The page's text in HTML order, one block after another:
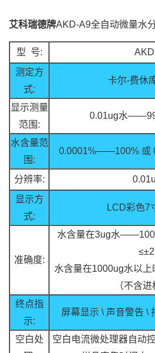
艾科瑞德牌AKD-A9全自动微量水
型 号:
测定方
式:
卡尔-费休
显示测量
范围:
0.01ug水
水含量范
围:
0.0001%——100% 或
分辨率:
显示方
式:
LCD彩色7
准确度:
水含量在3ug水
水含量在1000ug水以上
（不含进
终点指
示:
屏幕显示 \ 声音警告 \
空白处
空白电流微处理器自动